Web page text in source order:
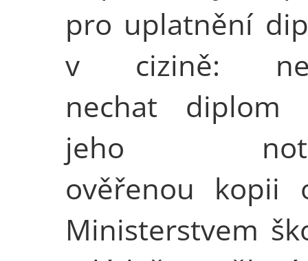
pro uplatnění
v cizině:
nechat diplom
jeho
ověřenou kopii
Ministerstvem